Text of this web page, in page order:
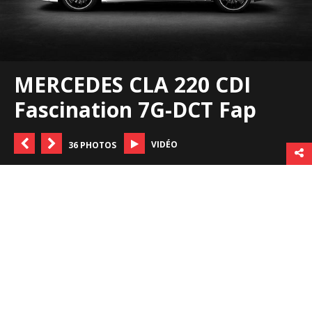
MERCEDES CLA 220 CDI
Fascination 7G-DCT Fap
36 PHOTOS VIDÉO